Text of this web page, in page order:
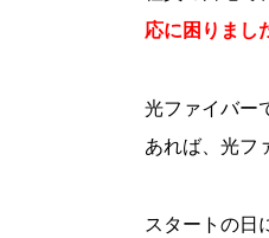
応に困りまし
光ファイバー
あれば、光フ
スタートの日